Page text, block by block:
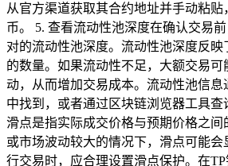
从官方渠道获取其合约地址并手动粘
币。 5. 查看流动性池深度在确认交易
对的流动性池深度。流动性池深度反
的数量。如果流动性不足，大额交易
动，从而增加交易成本。流动性池信
中找到，或者通过区块链浏览器工具查
滑点是指实际成交价格与预期价格之
或市场波动较大的情况下，滑点可能
行交易时，应合理设置滑点保护。在